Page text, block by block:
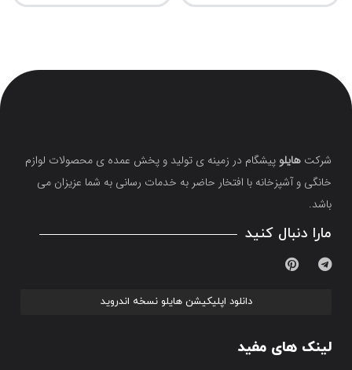
شرکت هایلو پیشگام در زمینه ی تولید و پخش عمده ی محصولات لوازم
خانگی و آشپزخانه با افتخار حاضر به خدمات رسانی به شما عزیزان می
باشد.
مارا دنبال کنید
دانلود اپلیکیشن هایلو نسخه اندروید
لینک های مفید